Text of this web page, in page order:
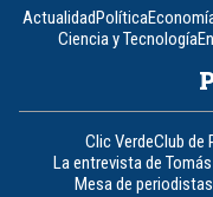
ActualidadPolítica
Ciencia y Tecnología
Clic VerdeClub de
La entrevista de
Mesa de periodistas